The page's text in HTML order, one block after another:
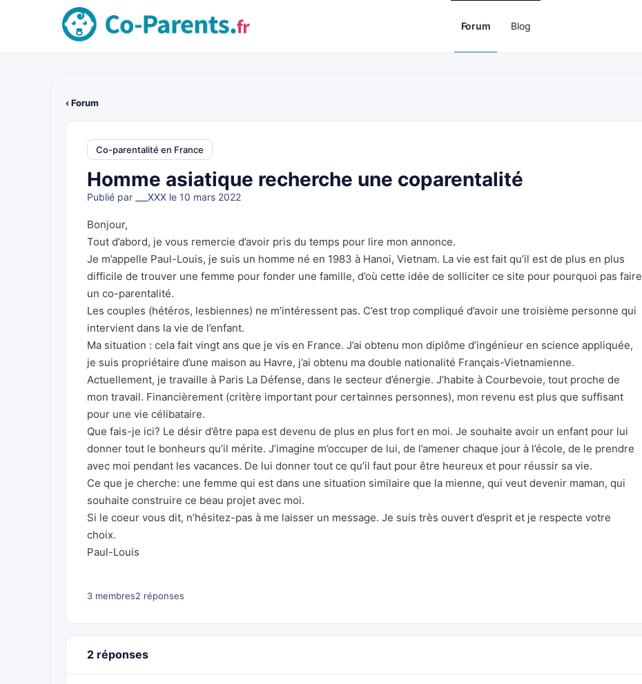
Forum Blog
‹ Forum
Co-parentalité en France
Homme asiatique recherche une coparentalité
Publié par ___XXX le 10 mars 2022
Bonjour,
Tout d’abord, je vous remercie d’avoir pris du temps pour lire mon annonce.
Je m’appelle Paul-Louis, je suis un homme né en 1983 à Hanoi, Vietnam. La vie est fait qu’il est de plus en plus
difficile de trouver une femme pour fonder une famille, d’où cette idée de solliciter ce site pour pourquoi pas faire
un co-parentalité.
Les couples (hétéros, lesbiennes) ne m’intéressent pas. C’est trop compliqué d’avoir une troisième personne qui
intervient dans la vie de l’enfant.
Ma situation : cela fait vingt ans que je vis en France. J’ai obtenu mon diplôme d’ingénieur en science appliquée,
je suis propriétaire d’une maison au Havre, j’ai obtenu ma double nationalité Français-Vietnamienne.
Actuellement, je travaille à Paris La Défense, dans le secteur d’énergie. J’habite à Courbevoie, tout proche de
mon travail. Financièrement (critère important pour certainnes personnes), mon revenu est plus que suffisant
pour une vie célibataire.
Que fais-je ici? Le désir d’être papa est devenu de plus en plus fort en moi. Je souhaite avoir un enfant pour lui
donner tout le bonheurs qu’il mérite. J’imagine m’occuper de lui, de l’amener chaque jour à l’école, de le prendre
avec moi pendant les vacances. De lui donner tout ce qu’il faut pour être heureux et pour réussir sa vie.
Ce que je cherche: une femme qui est dans une situation similaire que la mienne, qui veut devenir maman, qui
souhaite construire ce beau projet avec moi.
Si le coeur vous dit, n’hésitez-pas à me laisser un message. Je suis très ouvert d’esprit et je respecte votre
choix.
Paul-Louis
3 membres2 réponses
2 réponses